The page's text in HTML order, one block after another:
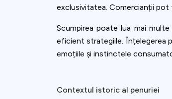
exclusivitatea. Comercianții pot
Scumpirea poate lua mai
eficient strategiile. Înțelegerea
emoțiile și instinctele
Contextul istoric al penuriei